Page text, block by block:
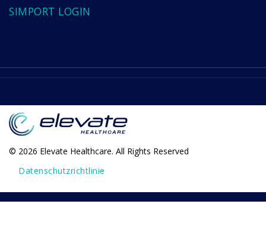
SIMPORT LOGIN
© 2026 Elevate Healthcare. All Rights Reserved
Datenschutzrichtlinie